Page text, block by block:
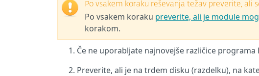
Po vsakem koraku reševanja težav preverite, ali
Po vsakem koraku preverite, ali je module
korakom.
Če ne uporabljate najnovejše različice programa
Preverite, ali je na trdem disku (razdelku), na